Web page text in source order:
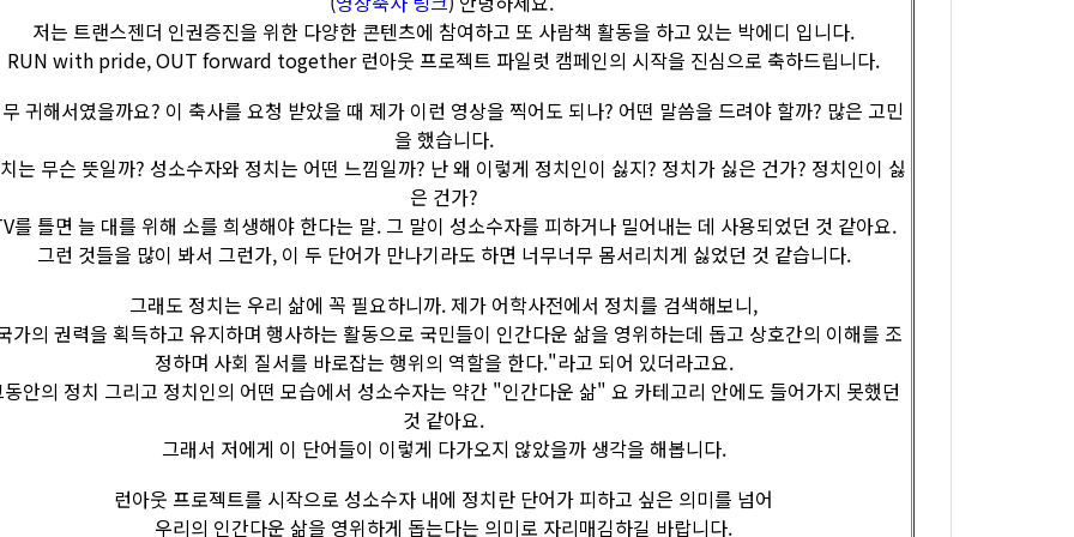
저는 트랜스젠더 인권증진을 위한 다양한 콘텐츠에 참여하고 또 사람책 활동을 하고 있는 박에디 입니다.
RUN with pride, OUT forward together 런아웃 프로젝트 파일럿 캠페인의 시작을 진심으로 축하드립니다.
귀해서였을까요? 이 축사를 요청 받았을 때 제가 이런 영상을 찍어도 되나? 어떤 말씀을 드려야 할까? 많은 고민
을 했습니다.
는 무슨 뜻일까? 성소수자와 정치는 어떤 느낌일까? 난 왜 이렇게 정치인이 싫지? 정치가 싫은 건가? 정치인이 싫
은 건가?
를 틀면 늘 대를 위해 소를 희생해야 한다는 말. 그 말이 성소수자를 피하거나 밀어내는 데 사용되었던 것 같아요.
그런 것들을 많이 봐서 그런가, 이 두 단어가 만나기라도 하면 너무너무 몸서리치게 싫었던 것 같습니다.
그래도 정치는 우리 삶에 꼭 필요하니까. 제가 어학사전에서 정치를 검색해보니,
가의 권력을 획득하고 유지하며 행사하는 활동으로 국민들이 인간다운 삶을 영위하는데 돕고 상호간의 이해를 조
정하며 사회 질서를 바로잡는 행위의 역할을 한다."라고 되어 있더라고요.
동안의 정치 그리고 정치인의 어떤 모습에서 성소수자는 약간 "인간다운 삶" 요 카테고리 안에도 들어가지 못했던
것 같아요.
그래서 저에게 이 단어들이 이렇게 다가오지 않았을까 생각을 해봅니다.
런아웃 프로젝트를 시작으로 성소수자 내에 정치란 단어가 피하고 싶은 의미를 넘어
우리의 인간다운 삶을 영위하게 돕는다는 의미로 자리매김하길 바랍니다.